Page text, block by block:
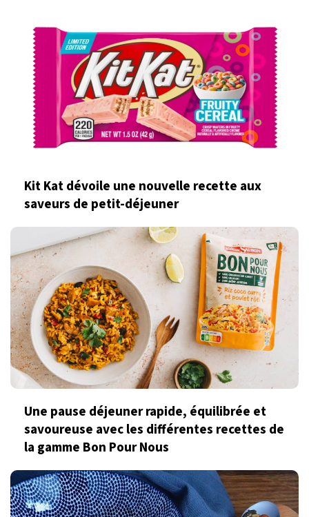
Kit Kat dévoile une nouvelle recette aux
saveurs de petit-déjeuner
Une pause déjeuner rapide, équilibrée et
savoureuse avec les différentes recettes de
la gamme Bon Pour Nous